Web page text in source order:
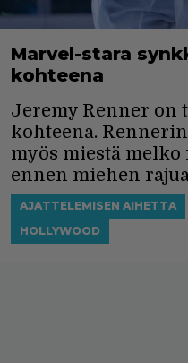
Marvel-stara
kohteena
Jeremy Renner on
kohteena.
myös miestä melko
ennen miehen
AJATTELEMISEN AIHETTA
HOLLYWOOD